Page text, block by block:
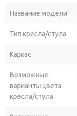
Название модели
Тип кресла/стула
Каркас
Возможные
варианты цвета
кресла/стула